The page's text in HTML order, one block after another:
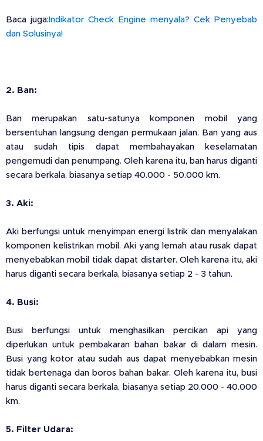
Baca juga: Indikator Check Engine menyala? Cek Penyebab
dan Solusinya!
2. Ban:
Ban merupakan satu-satunya komponen mobil yang
bersentuhan langsung dengan permukaan jalan. Ban yang aus
atau sudah tipis dapat membahayakan keselamatan
pengemudi dan penumpang. Oleh karena itu, ban harus diganti
secara berkala, biasanya setiap 40.000 - 50.000 km.
3. Aki:
Aki berfungsi untuk menyimpan energi listrik dan menyalakan
komponen kelistrikan mobil. Aki yang lemah atau rusak dapat
menyebabkan mobil tidak dapat distarter. Oleh karena itu, aki
harus diganti secara berkala, biasanya setiap 2 - 3 tahun.
4. Busi:
Busi berfungsi untuk menghasilkan percikan api yang
diperlukan untuk pembakaran bahan bakar di dalam mesin.
Busi yang kotor atau sudah aus dapat menyebabkan mesin
tidak bertenaga dan boros bahan bakar. Oleh karena itu, busi
harus diganti secara berkala, biasanya setiap 20.000 - 40.000
km.
5. Filter Udara: